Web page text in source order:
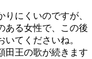
にくいのですが、
ある女性で、この後
てくださいね。
田王の歌が続きます